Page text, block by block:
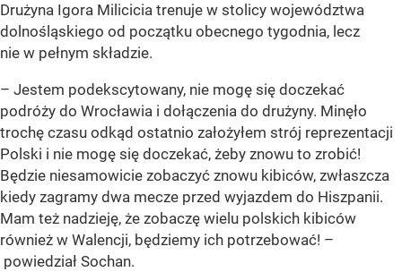
Drużyna Igora Milicicia trenuje w stolicy województwa
dolnośląskiego od początku obecnego tygodnia, lecz
nie w pełnym składzie.
– Jestem podekscytowany, nie mogę się doczekać
podróży do Wrocławia i dołączenia do drużyny. Minęło
trochę czasu odkąd ostatnio założyłem strój reprezentacji
Polski i nie mogę się doczekać, żeby znowu to zrobić!
Będzie niesamowicie zobaczyć znowu kibiców, zwłaszcza
kiedy zagramy dwa mecze przed wyjazdem do Hiszpanii.
Mam też nadzieję, że zobaczę wielu polskich kibiców
również w Walencji, będziemy ich potrzebować! –
powiedział Sochan.